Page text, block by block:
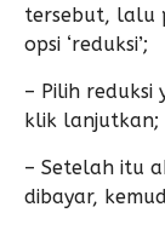
tersebut, lalu
opsi ‘reduksi’;
– Pilih
klik lanjutkan;
– Setelah itu
dibayar,